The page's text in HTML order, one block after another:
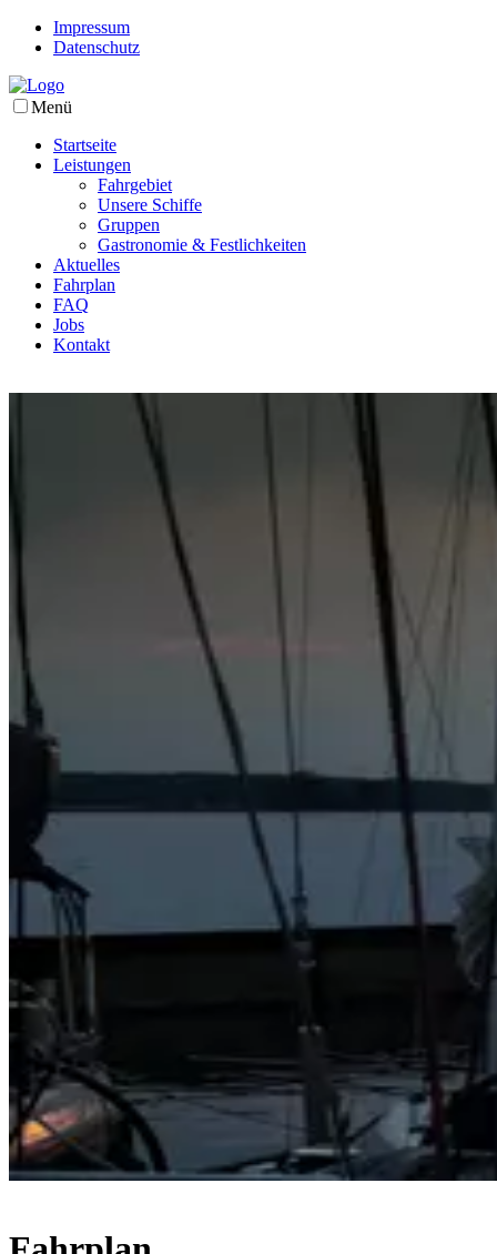
Impressum
Datenschutz
Menü
Startseite
Leistungen
Fahrgebiet
Unsere Schiffe
Gruppen
Gastronomie & Festlichkeiten
Aktuelles
Fahrplan
FAQ
Jobs
Kontakt